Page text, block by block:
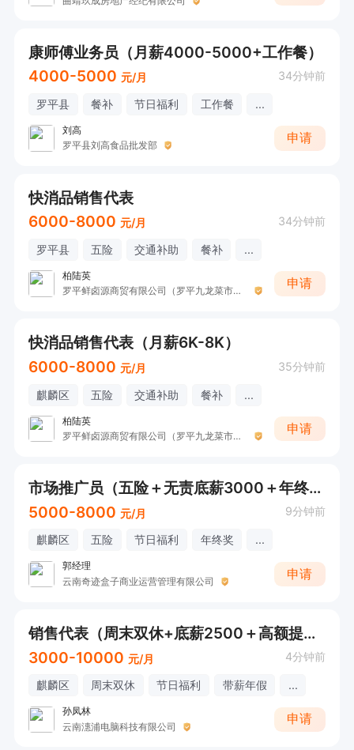
康师傅业务员（月薪4000-5000+工作餐）
4000-5000 元/月 34分钟前
罗平县 餐补 节日福利 工作餐 ...
刘高
罗平县刘高食品批发部
申请
快消品销售代表
6000-8000 元/月 34分钟前
罗平县 五险 交通补助 餐补 ...
柏陆英
罗平鲜卤源商贸有限公司（罗平九龙菜市场双汇生鲜肉工厂直配店）
申请
快消品销售代表（月薪6K-8K）
6000-8000 元/月 35分钟前
麒麟区 五险 交通补助 餐补 ...
柏陆英
罗平鲜卤源商贸有限公司（罗平九龙菜市场双汇生鲜肉工厂直配店）
申请
市场推广员（五险＋无责底薪3000＋年终奖）
5000-8000 元/月 9分钟前
麒麟区 五险 节日福利 年终奖 ...
郭经理
云南奇迹盒子商业运营管理有限公司
申请
销售代表（周末双休+底薪2500＋高额提成）
3000-10000 元/月 4分钟前
麒麟区 周末双休 节日福利 带薪年假 ...
孙凤林
云南潓浦电脑科技有限公司
申请